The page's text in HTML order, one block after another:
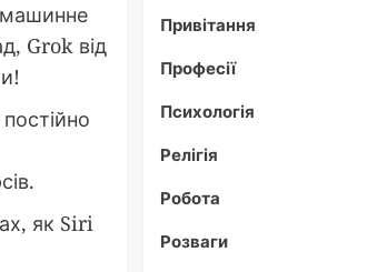
машинне
Grok від
як Siri
Привітання
Професії
Психологія
Релігія
Робота
Розваги